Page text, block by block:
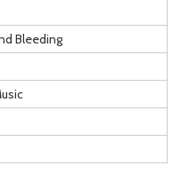
Bleeding